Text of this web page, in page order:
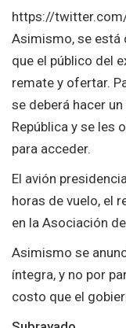
https://
Asimismo, se está
que el público del
remate y ofertar.
se deberá hacer
República y se les
para acceder.
El avión
horas de vuelo, el
en la Asociación
Asimismo se
íntegra, y no por
costo que el